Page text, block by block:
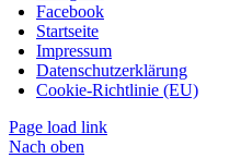
Facebook
Startseite
Impressum
Datenschutzerklärung
Cookie-Richtlinie (EU)
Page load link
Nach oben